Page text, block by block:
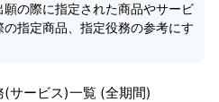
の際に指定された商品やサービ
指定商品、指定役務の参考にす
サービス)一覧 (全期間)